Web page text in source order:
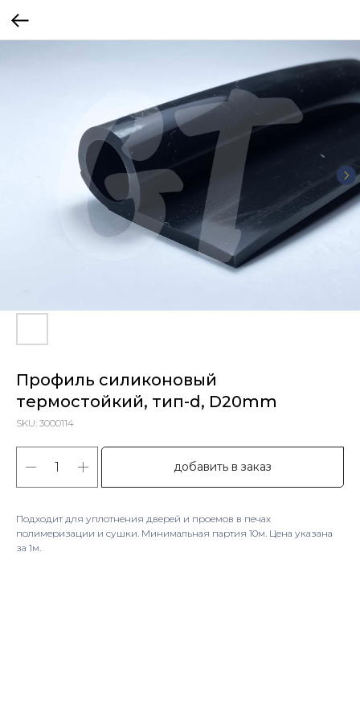
Профиль силиконовый
термостойкий, тип-d, D20mm
SKU: 3000114
добавить в заказ
Подходит для уплотнения дверей и проемов в печах
полимеризации и сушки. Минимальная партия 10м. Цена указана
за 1м.